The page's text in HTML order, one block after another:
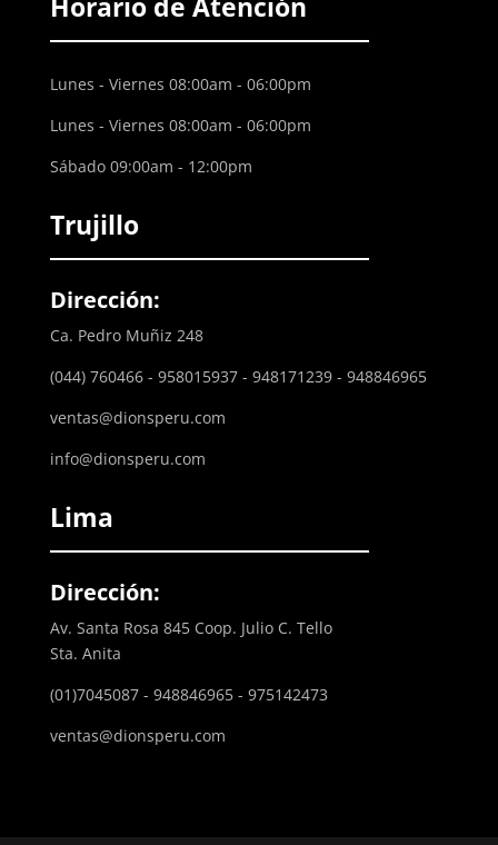
Lunes - Viernes 08:00am - 06:00pm
Lunes - Viernes 08:00am - 06:00pm
Sábado 09:00am - 12:00pm
Trujillo
Dirección:
Ca. Pedro Muñiz 248
(044) 760466 - 958015937 - 948171239 - 948846965
ventas@dionsperu.com
info@dionsperu.com
Lima
Dirección:
Av. Santa Rosa 845 Coop. Julio C. Tello
Sta. Anita
(01)7045087 - 948846965 - 975142473
ventas@dionsperu.com